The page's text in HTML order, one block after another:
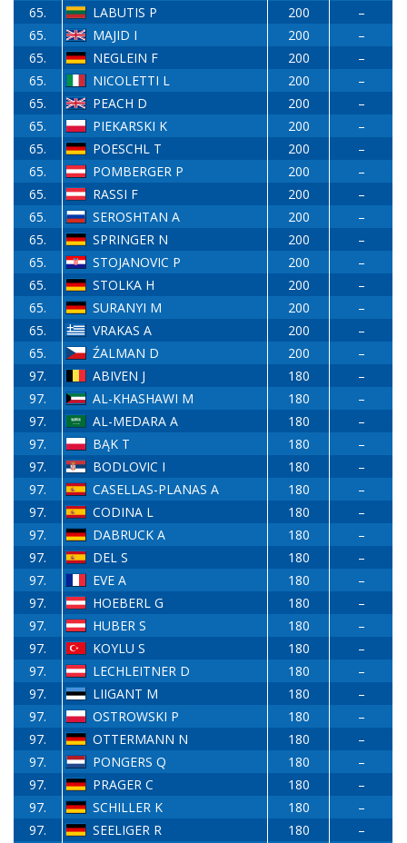
65. LABUTIS P 200
–
65.
MAJID I 200
–
65.
NEGLEIN F 200
–
65.
NICOLETTI L 200
–
65.
PEACH D 200
–
65.
PIEKARSKI K 200
–
65.
POESCHL T 200
–
65.
POMBERGER P 200
–
65.
RASSI F 200
–
65.
SEROSHTAN A 200
–
65.
SPRINGER N 200
–
65.
STOJANOVIC P 200
–
65.
STOLKA H 200
–
65.
SURANYI M 200
–
65.
VRAKAS A 200
–
65.
ŹALMAN D 200
–
97.
ABIVEN J 180
–
97.
AL-KHASHAWI M 180
–
97.
AL-MEDARA A 180
–
97.
BĄK T 180
–
97.
BODLOVIC I 180
–
97.
CASELLAS-PLANAS A 180
–
97.
CODINA L 180
–
97.
DABRUCK A 180
–
97.
DEL S 180
–
97.
EVE A 180
–
97.
HOEBERL G 180
–
97.
HUBER S 180
–
97.
KOYLU S 180
–
97.
LECHLEITNER D 180
–
97.
LIIGANT M 180
–
97.
OSTROWSKI P 180
–
97.
OTTERMANN N 180
–
97.
PONGERS Q 180
–
97.
PRAGER C 180
–
97.
SCHILLER K 180
–
97.
SEELIGER R 180
–